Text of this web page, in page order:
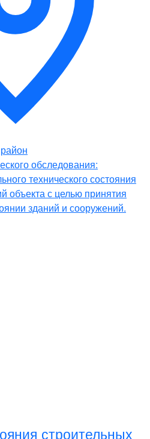
обследования:
технического состояния
объекта с целью принятия
зданий и сооружений.
строительных